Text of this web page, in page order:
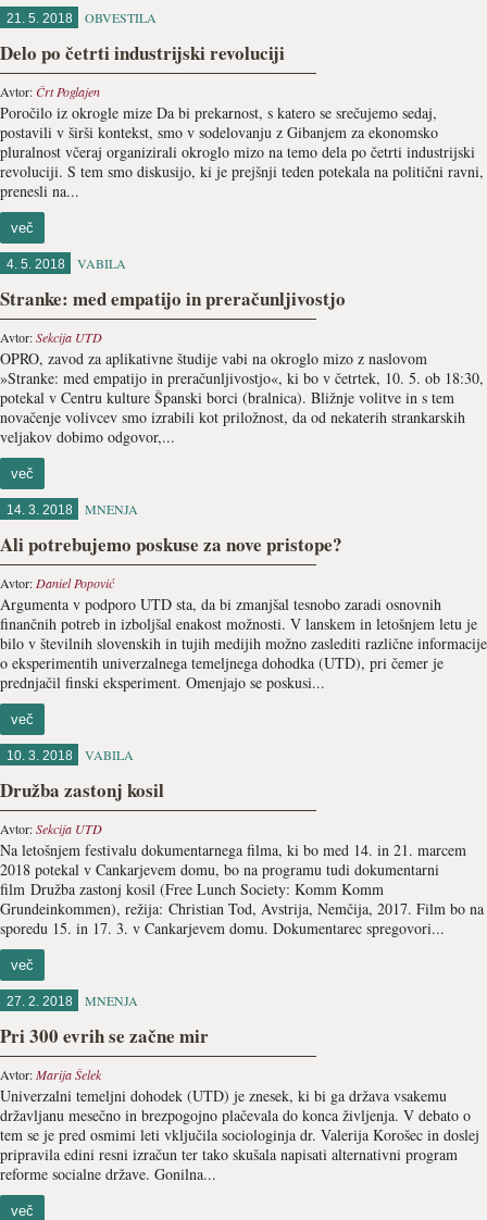
21. 5. 2018 OBVESTILA
Delo po četrti industrijski revoluciji
Avtor:Črt Poglajen
Poročilo iz okrogle mize Da bi prekarnost, s katero se srečujemo sedaj,
postavili v širši kontekst, smo v sodelovanju z Gibanjem za ekonomsko
pluralnost včeraj organizirali okroglo mizo na temo dela po četrti industrijski
revoluciji. S tem smo diskusijo, ki je prejšnji teden potekala na politični ravni,
prenesli na...
več
4. 5. 2018 VABILA
Stranke: med empatijo in preračunljivostjo
Avtor:Sekcija UTD
OPRO, zavod za aplikativne študije vabi na okroglo mizo z naslovom
»Stranke: med empatijo in preračunljivostjo«, ki bo v četrtek, 10. 5. ob 18:30,
potekal v Centru kulture Španski borci (bralnica). Bližnje volitve in s tem
novačenje volivcev smo izrabili kot priložnost, da od nekaterih strankarskih
veljakov dobimo odgovor,...
več
14. 3. 2018 MNENJA
Ali potrebujemo poskuse za nove pristope?
Avtor: Daniel Popović
Argumenta v podporo UTD sta, da bi zmanjšal tesnobo zaradi osnovnih
finančnih potreb in izboljšal enakost možnosti. V lanskem in letošnjem letu je
bilo v številnih slovenskih in tujih medijih možno zaslediti različne informacije
o eksperimentih univerzalnega temeljnega dohodka (UTD), pri čemer je
prednjačil finski eksperiment. Omenjajo se poskusi...
več
10. 3. 2018 VABILA
Družba zastonj kosil
Avtor:Sekcija UTD
Na letošnjem festivalu dokumentarnega filma, ki bo med 14. in 21. marcem
2018 potekal v Cankarjevem domu, bo na programu tudi dokumentarni
film Družba zastonj kosil (Free Lunch Society: Komm Komm
Grundeinkommen), režija: Christian Tod, Avstrija, Nemčija, 2017. Film bo na
sporedu 15. in 17. 3. v Cankarjevem domu. Dokumentarec spregovori...
več
27. 2. 2018 MNENJA
Pri 300 evrih se začne mir
Avtor:Marija Šelek
Univerzalni temeljni dohodek (UTD) je znesek, ki bi ga država vsakemu
državljanu mesečno in brezpogojno plačevala do konca življenja. V debato o
tem se je pred osmimi leti vključila sociologinja dr. Valerija Korošec in doslej
pripravila edini resni izračun ter tako skušala napisati alternativni program
reforme socialne države. Gonilna...
več